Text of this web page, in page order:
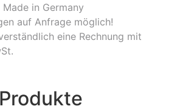
in Germany
auf Anfrage möglich!
eine Rechnung mit